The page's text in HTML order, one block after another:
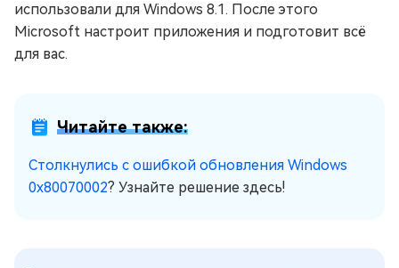
использовали для Windows 8.1. После этого
Microsoft настроит приложения и подготовит всё
для вас.
Читайте также:
Столкнулись с ошибкой обновления Windows
0x80070002? Узнайте решение здесь!